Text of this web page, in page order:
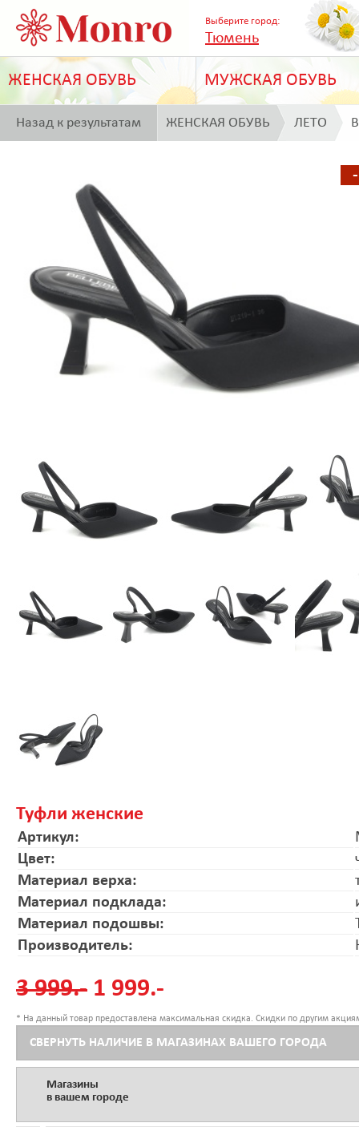
Выберите город:
Тюмень
ЖЕНСКАЯ ОБУВЬ МУЖСКАЯ ОБУВЬ
Назад к результатам ЖЕНСКАЯ ОБУВЬ ЛЕТО
Туфли женские
Артикул:
Цвет:
Материал верха:
Материал подклада:
Материал подошвы:
Производитель:
3 999.- 1 999.-
* На данный товар предоставлена максимальная скидка. Скидки по другим
СВЕРНУТЬ НАЛИЧИЕ В МАГАЗИНАХ ВАШЕГО ГОРОДА
Магазины
в вашем городе